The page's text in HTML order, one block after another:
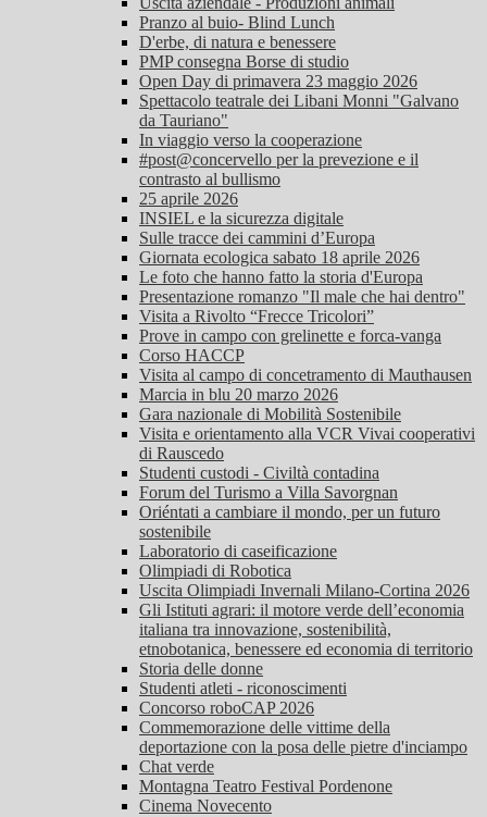
Pranzo al buio- Blind Lunch
D'erbe, di natura e benessere
PMP consegna Borse di studio
Open Day di primavera 23 maggio 2026
Spettacolo teatrale dei Libani Monni "Galvano
da Tauriano"
In viaggio verso la cooperazione
#post@concervello per la prevezione e il
contrasto al bullismo
25 aprile 2026
INSIEL e la sicurezza digitale
Sulle tracce dei cammini d’Europa
Giornata ecologica sabato 18 aprile 2026
Le foto che hanno fatto la storia d'Europa
Presentazione romanzo "Il male che hai dentro"
Visita a Rivolto “Frecce Tricolori”
Prove in campo con grelinette e forca-vanga
Corso HACCP
Visita al campo di concetramento di Mauthausen
Marcia in blu 20 marzo 2026
Gara nazionale di Mobilità Sostenibile
Visita e orientamento alla VCR Vivai cooperativi
di Rauscedo
Studenti custodi - Civiltà contadina
Forum del Turismo a Villa Savorgnan
Oriéntati a cambiare il mondo, per un futuro
sostenibile
Laboratorio di caseificazione
Olimpiadi di Robotica
Uscita Olimpiadi Invernali Milano-Cortina 2026
Gli Istituti agrari: il motore verde dell’economia
italiana tra innovazione, sostenibilità,
etnobotanica, benessere ed economia di territorio
Storia delle donne
Studenti atleti - riconoscimenti
Concorso roboCAP 2026
Commemorazione delle vittime della
deportazione con la posa delle pietre d'inciampo
Chat verde
Montagna Teatro Festival Pordenone
Cinema Novecento